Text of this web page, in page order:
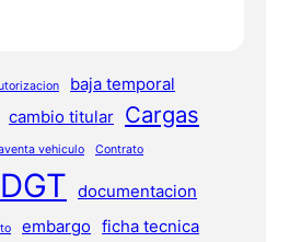
baja temporal
cambio titular Cargas
vehiculo Contrato
DGT documentacion
embargo ficha tecnica